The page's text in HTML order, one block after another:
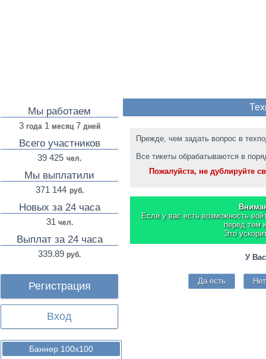
Мы работаем
3 года 1 месяц7 дней
Всего участников
39 425 чел.
Мы выплатили
371 144 руб.
Новых за 24 часа
31 чел.
Выплат за 24 часа
339.89 руб.
Регистрация
Вход
Баннер 100х100
Прежде, чем задать вопрос в
Все тикеты обрабатываются в
Пожалуйста, не дублируйте
Если у вас есть возможность
перед тем
Это
У
Да есть